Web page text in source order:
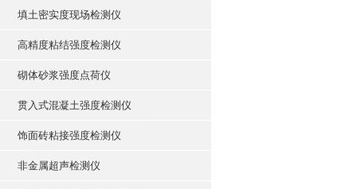
填土密实度现场检测仪
高精度粘结强度检测仪
砌体砂浆强度点荷仪
贯入式混凝土强度检测仪
饰面砖粘接强度检测仪
非金属超声检测仪